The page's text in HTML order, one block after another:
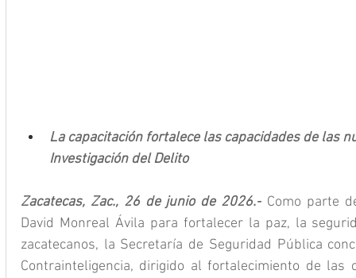
La capacitación fortalece las capacidades de las
Investigación del Delito
Zacatecas, Zac., 26 de junio de 2026.- Como parte
David Monreal Ávila para fortalecer la paz, la
zacatecanos, la Secretaría de Seguridad Pública
Contrainteligencia, dirigido al fortalecimiento de las